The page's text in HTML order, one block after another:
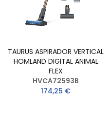
TAURUS ASPIRADOR VERTICAL
HOMLAND DIGITAL ANIMAL
FLEX
HVCA72593B
174,25 €